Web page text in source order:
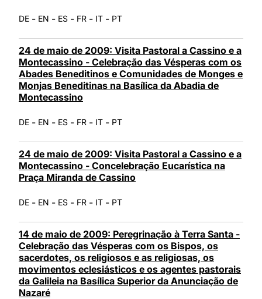
DE - EN - ES - FR - IT - PT
24 de maio de 2009: Visita Pastoral a Cassino e a
Montecassino - Celebração das Vésperas com os
Abades Beneditinos e Comunidades de Monges e
Monjas Beneditinas na Basílica da Abadia de
Montecassino
DE - EN - ES - FR - IT - PT
24 de maio de 2009: Visita Pastoral a Cassino e a
Montecassino - Concelebração Eucarística na
Praça Miranda de Cassino
DE - EN - ES - FR - IT - PT
14 de maio de 2009: Peregrinação à Terra Santa -
Celebração das Vésperas com os Bispos, os
sacerdotes, os religiosos e as religiosas, os
movimentos eclesiásticos e os agentes pastorais
da Galileia na Basílica Superior da Anunciação de
Nazaré